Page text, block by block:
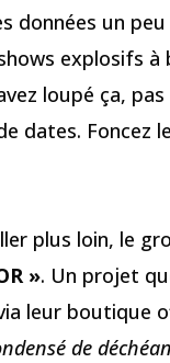
données un
explosifs
loupé ça,
dates. Foncez
plus loin, le
». Un projet
leur boutique
de